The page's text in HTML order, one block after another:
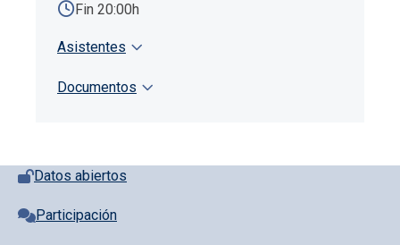
Fin 20:00h
Asistentes
Documentos
Pie de página con iconos
Datos abiertos
Participación